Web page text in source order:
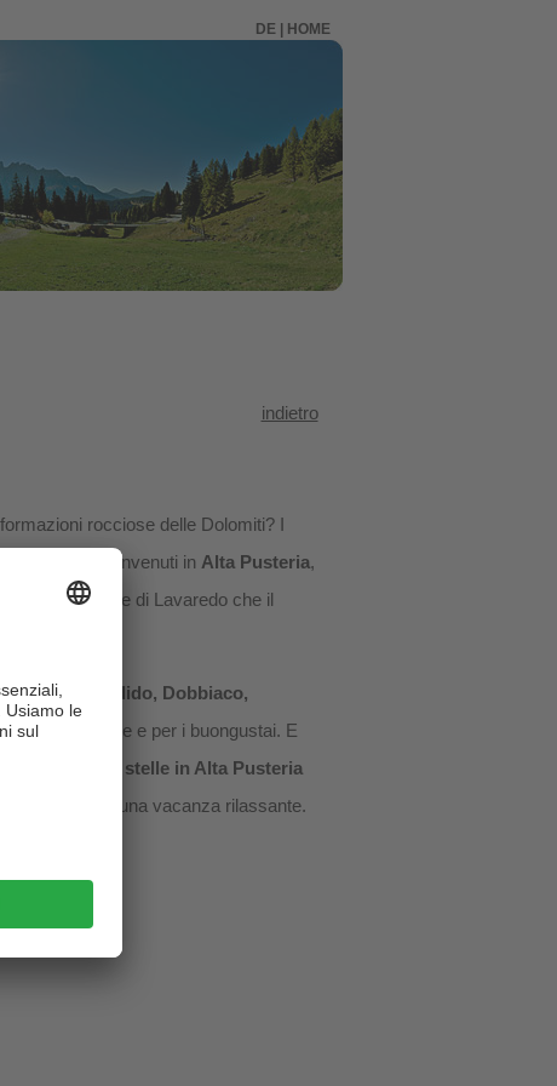
DE| HOME
indietro
rocciose delle Dolomiti? I
Sì? Allora benvenuti in Alta Pusteria,
sia le Tre Cime di Lavaredo che il
San Candido, Dobbiaco,
per le famiglie e per i buongustai. E
hotel 3 stelle in Alta Pusteria
trascorrere una vacanza rilassante.